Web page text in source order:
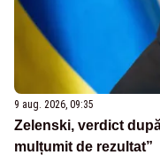
9 aug. 2026, 09:35
Zelenski, verdict
mulțumit de rezultat”